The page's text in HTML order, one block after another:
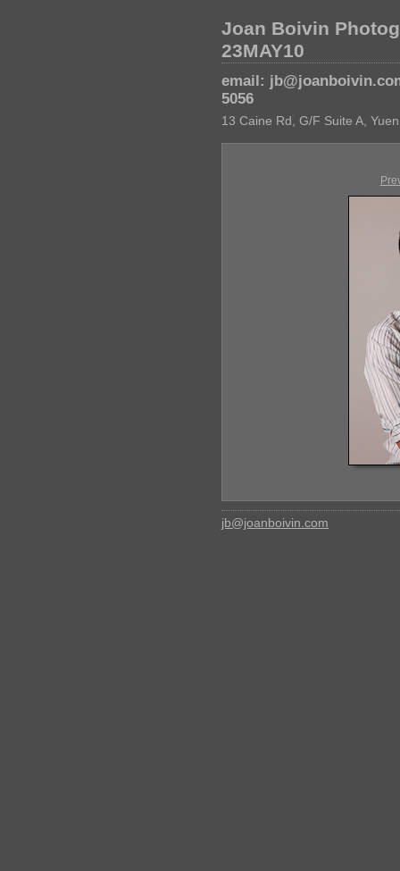
Joan Boivin
23MAY10
email:
5056
13 Caine Rd, G/F Suite A,
jb@joanboivin.com